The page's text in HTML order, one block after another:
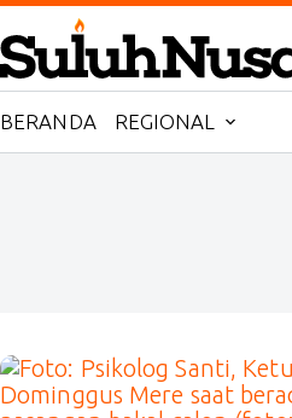
Skip
to
content
BERANDA REGIONAL